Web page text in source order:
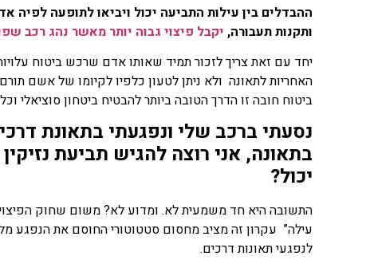
ההבדלים בין עילות התביעה יכול ויביאו לתופעה לפיה
ותקנות תעבורה, יקבל פיצוי גבוה יותר מאשר נהג רכב
יחד עם זאת צריך לזכור תמיד שאותו אדם שרכש ביטוח
האחריות לתאונה ולא ניתן לטעון כלפיו לקיומו של אשם
ביטוח חובה זו הדרך הטובה ביותר להבטיח ביטחון
נסעתי ברכב שלי ונפגעתי בתאונת
בתאונה, אני רוצה להגיש תביעת
יכול?
עילה” עקרון זה מציב מחסום סטטוטורי החוסם את הנפגע
לנפגעי תאונות דרכים.